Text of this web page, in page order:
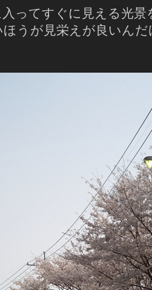
ってすぐに見える光景
ほうが見栄えが良いん